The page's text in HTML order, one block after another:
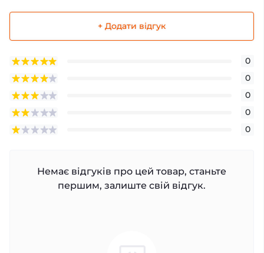
+ Додати відгук
0
0
0
0
0
Немає відгуків про цей товар, станьте
першим, залиште свій відгук.